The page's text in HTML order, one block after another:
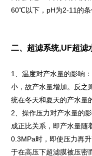
60℃以下，pH为2-11的条
二、超滤系统,UF超滤
1、温度对产水量的影响
小，故产水量增加。反之
统在冬天和夏天的产水量
2、操作压力对产水量的
成正比关系，即产水量随
0.3MPa时，即使压力再
于在高压下超滤膜被压密